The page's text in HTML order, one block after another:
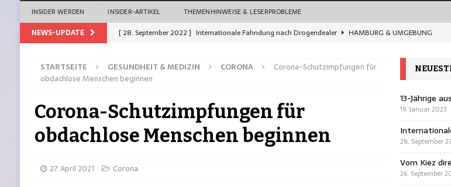
INSIDER WERDEN INSIDER-ARTIKEL THEMENHINWEISE & LESERPROBLEME
NEWS-UPDATE [ 28. September 2022 ] Internationale Fahndung nach Drogendealer
HAMBURG & UMGEBUNG
[ 21. September 2022 ] Auffahrunfall: Sicherungsanhänger übersehen
HAMBURG & UMGEBUNG
[ 19. Januar 2023 ] 13-Jährige aus Rahlstedt vermisst HAMBURG & UMGEBUNG
STARTSEITE GESUNDHEIT & MEDIZIN CORONA
Corona-Schutzimpfungen für
obdachlose Menschen beginnen
Corona-Schutzimpfungen für
obdachlose Menschen beginnen
27. April 2021 Corona
13-Jährige
19. Januar 2023
28. September
Vom Kiez
26. September